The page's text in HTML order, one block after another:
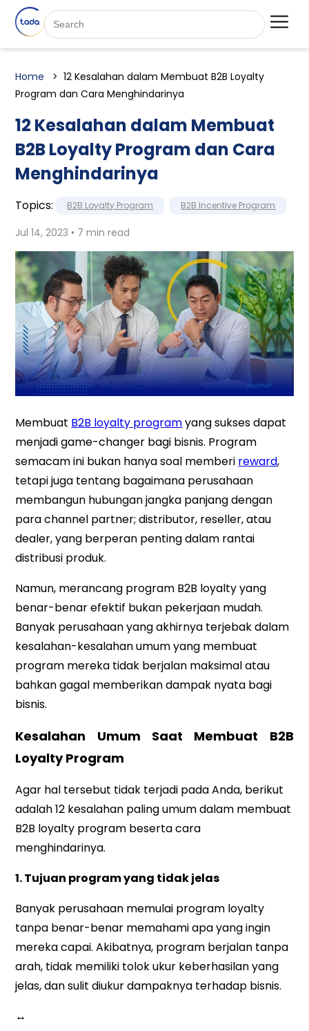
Home
12 Kesalahan dalam Membuat B2B Loyalty
Program dan Cara Menghindarinya
12 Kesalahan dalam Membuat
B2B Loyalty Program dan Cara
Menghindarinya
Topics: B2B Loyalty Program B2B Incentive Program
Jul 14, 2023 • 7 min read
Membuat B2B loyalty programyang sukses dapat
menjadi game-changer bagi bisnis. Program
semacam ini bukan hanya soal memberi reward,
tetapi juga tentang bagaimana perusahaan
membangun hubungan jangka panjang dengan
para channel partner; distributor, reseller, atau
dealer, yang berperan penting dalam rantai
distribusi produk.
Namun, merancang program B2B loyalty yang
benar-benar efektif bukan pekerjaan mudah.
Banyak perusahaan yang akhirnya terjebak dalam
kesalahan-kesalahan umum yang membuat
program mereka tidak berjalan maksimal atau
bahkan gagal memberikan dampak nyata bagi
bisnis.
Kesalahan Umum Saat Membuat B2B
Loyalty Program
Agar hal tersebut tidak terjadi pada Anda, berikut
adalah 12 kesalahan paling umum dalam membuat
B2B loyalty program beserta cara
menghindarinya.
1. Tujuan program yang tidak jelas
Banyak perusahaan memulai program loyalty
tanpa benar-benar memahami apa yang ingin
mereka capai. Akibatnya, program berjalan tanpa
arah, tidak memiliki tolok ukur keberhasilan yang
jelas, dan sulit diukur dampaknya terhadap bisnis.
↔